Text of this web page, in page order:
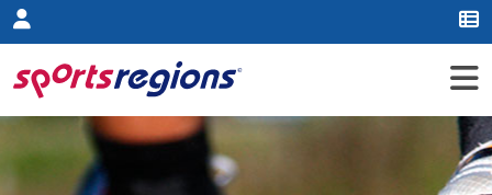
Panneau de gestion des cookies